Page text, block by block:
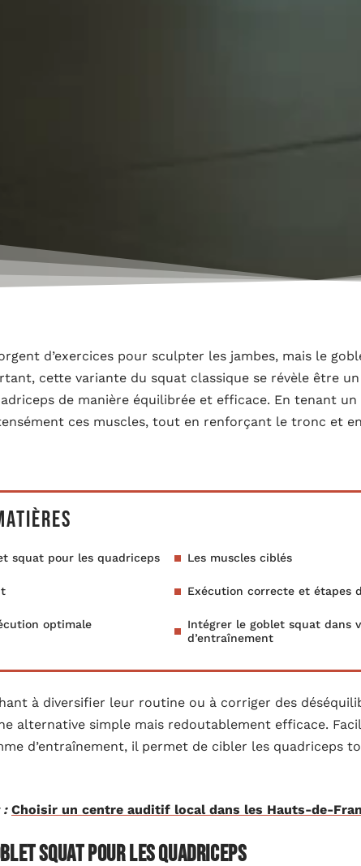
d’exercices pour sculpter les jambes, mais le
cette variante du squat classique se révèle être
de manière équilibrée et efficace. En tenant
ces muscles, tout en renforçant le tronc et
squat pour les quadriceps Les muscles ciblés
Exécution correcte et étapes
optimale
Intégrer le goblet squat dans
d’entraînement
à diversifier leur routine ou à corriger des
alternative simple mais redoutablement efficace.
d’entraînement, il permet de cibler les quadriceps
: Choisir un centre auditif local dans les Hauts-de-
squat pour les quadriceps